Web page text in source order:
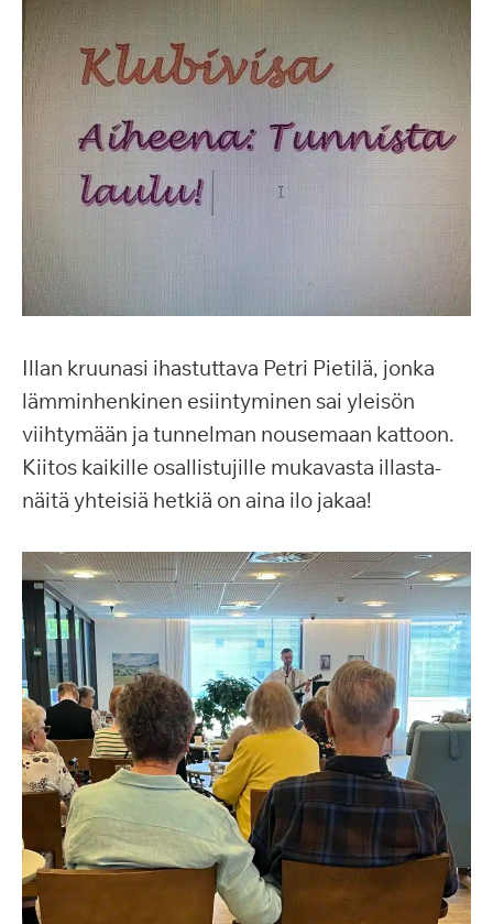
Illan kruunasi ihastuttava Petri Pietilä, jonka
lämminhenkinen esiintyminen sai yleisön
viihtymään ja tunnelman nousemaan kattoon.
Kiitos kaikille osallistujille mukavasta illasta-
näitä yhteisiä hetkiä on aina ilo jakaa!